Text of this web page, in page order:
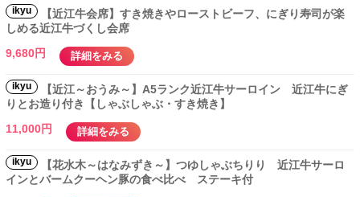
ikyu
【近江牛会席】すき焼きやローストビーフ、にぎり寿司が楽
しめる近江牛づくし会席
9,680円
詳細をみる
ikyu
【近江～おうみ～】A5ランク近江牛サーロイン 近江牛にぎ
りとお造り付き【しゃぶしゃぶ・すき焼き】
11,000円
詳細をみる
ikyu
【花水木～はなみずき～】つゆしゃぶちりり 近江牛サーロ
インとバームクーヘン豚の食べ比べ ステーキ付